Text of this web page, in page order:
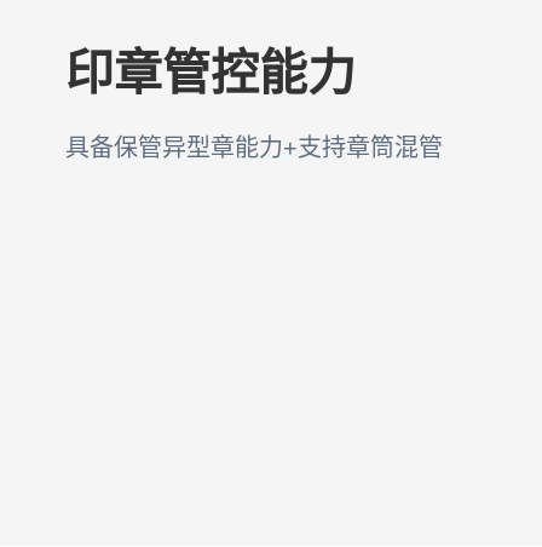
印章管控能力
具备保管异型章能力+支持章筒混管